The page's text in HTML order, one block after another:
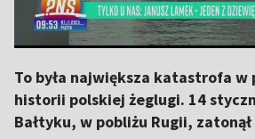
To była największa katastrofa w
historii polskiej żeglugi. 14
Bałtyku, w pobliżu Rugii,